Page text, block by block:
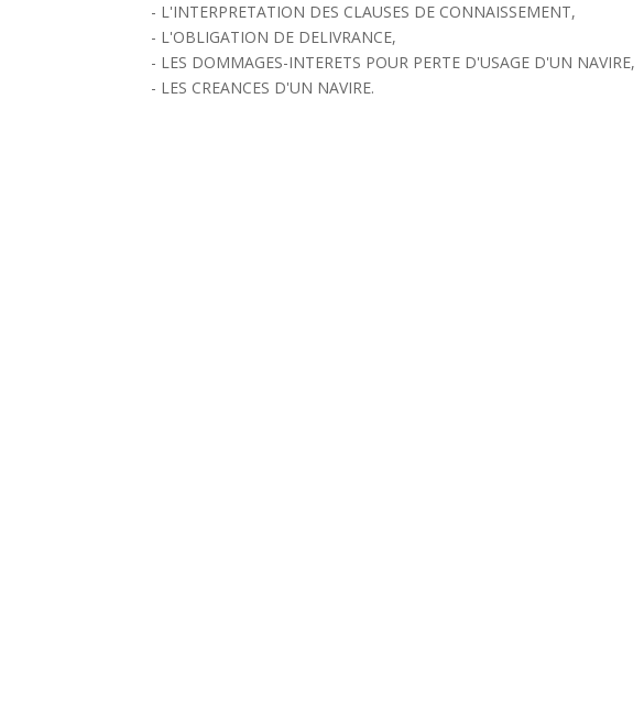
- L'INTERPRETATION DES CLAUSES DE CONNAISSEMENT,
- L'OBLIGATION DE DELIVRANCE,
- LES DOMMAGES-INTERETS POUR PERTE D'USAGE D'UN NAVIRE,
- LES CREANCES D'UN NAVIRE.